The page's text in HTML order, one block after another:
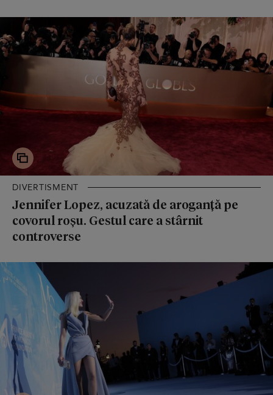
DIVERTISMENT
Jennifer Lopez, acuzată de aroganță pe
covorul roșu. Gestul care a stârnit
controverse